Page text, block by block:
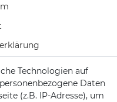
Technologien auf
Daten
(z.B. IP-Adresse), um